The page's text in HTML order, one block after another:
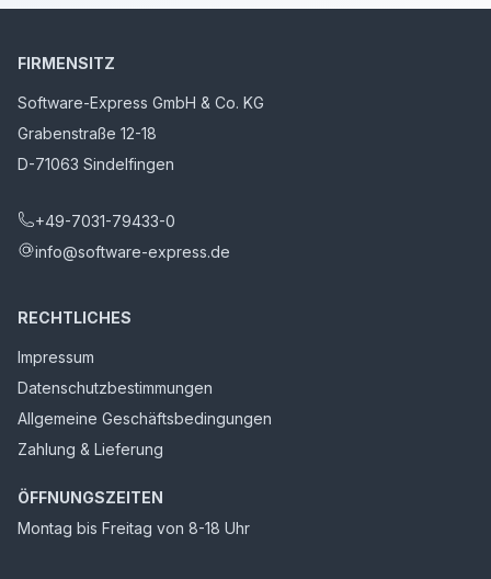
FIRMENSITZ
Software-Express GmbH & Co. KG
Grabenstraße 12-18
D-71063 Sindelfingen
+49-7031-79433-0
info@software-express.de
RECHTLICHES
Impressum
Datenschutzbestimmungen
Allgemeine Geschäftsbedingungen
Zahlung & Lieferung
ÖFFNUNGSZEITEN
Montag bis Freitag von 8-18 Uhr